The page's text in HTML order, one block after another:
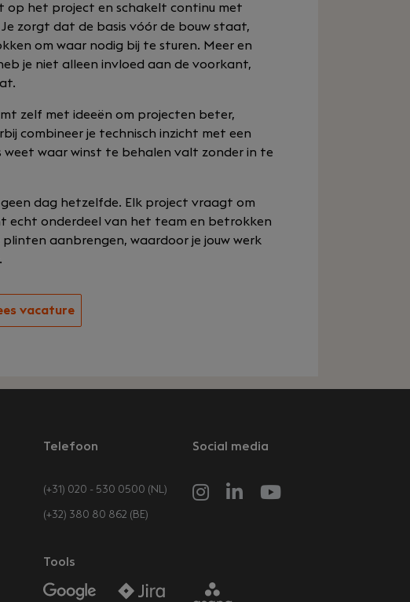
op het project en schakelt continu met
zorgt dat de basis vóór de bouw staat,
om waar nodig bij te sturen. Meer en
je niet alleen invloed aan de voorkant,
zelf met ideeën om projecten beter,
combineer je technisch inzicht met een
weet waar winst te behalen valt zonder in te
dag hetzelfde. Elk project vraagt om
echt onderdeel van het team en betrokken
aanbrengen, waardoor je jouw werk
vacature
Telefoon
(+31) 020 - 530 0500 (NL)
(+32) 380 80 862 (BE)
Social media
Tools